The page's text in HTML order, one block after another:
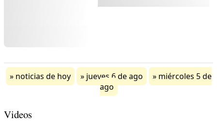
noticias de hoy jueves 6 de ago
miércoles 5 de
ago
Videos